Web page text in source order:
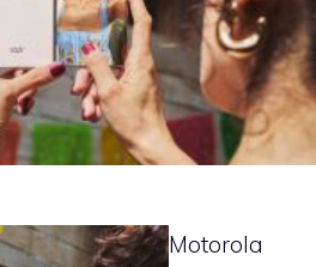
Motorola